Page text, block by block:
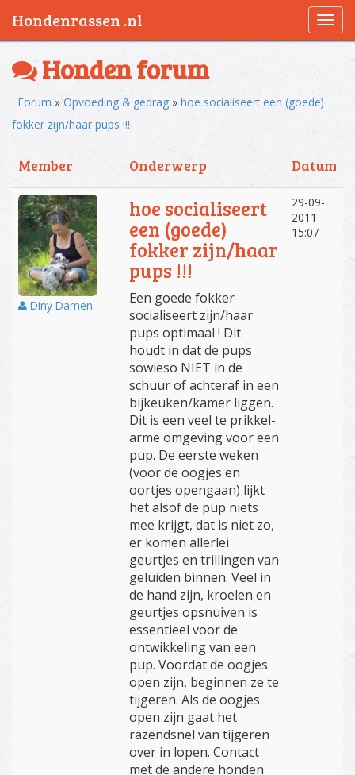
Honden forum
Forum » Opvoeding & gedrag » hoe socialiseert een (goede)
fokker zijn/haar pups !!!
Member Onderwerp Datum
Diny Damen
hoe socialiseert
een (goede)
fokker zijn/haar
pups !!!
Een goede fokker
socialiseert zijn/haar
pups optimaal ! Dit
houdt in dat de pups
sowieso NIET in de
schuur of achteraf in een
bijkeuken/kamer liggen.
Dit is een veel te prikkel-
arme omgeving voor een
pup. De eerste weken
(voor de oogjes en
oortjes opengaan) lijkt
het alsof de pup niets
mee krijgt, dat is niet zo,
er komen allerlei
geurtjes en trillingen van
geluiden binnen. Veel in
de hand zijn, kroelen en
geurtjes opsnuiven is
essentieel voor de
ontwikkeling van een
pup. Voordat de oogjes
open zijn, beginnen ze te
tijgeren. Als de oogjes
open zijn gaat het
razendsnel van tijgeren
over in lopen. Contact
met de andere honden
29-09-
2011
15:07
Hondenrassen .nl